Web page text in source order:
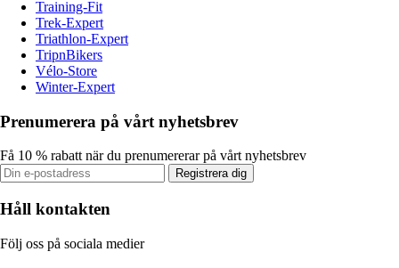
Training-Fit
Trek-Expert
Triathlon-Expert
TripnBikers
Vélo-Store
Winter-Expert
Prenumerera på vårt nyhetsbrev
Få 10 % rabatt när du prenumererar på vårt nyhetsbrev
Registrera dig
Håll kontakten
Följ oss på sociala medier